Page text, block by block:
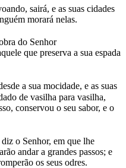
sairá, e as suas cidades
morará nelas.
do Senhor
que preserva a sua espada
a sua mocidade, e as suas
de vasilha para vasilha,
conservou o seu sabor, e o
o Senhor, em que lhe
andar a grandes passos; e
os seus odres.